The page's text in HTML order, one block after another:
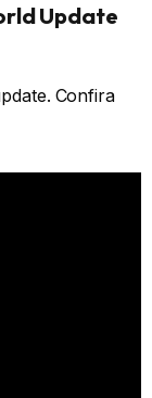
Update
Confira